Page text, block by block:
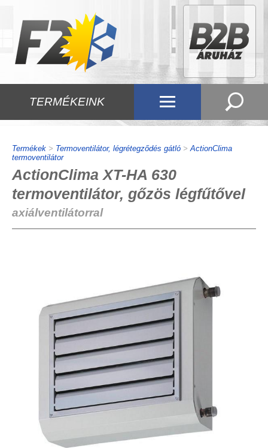
TERMÉKEINK
Termékek > Termoventilátor, légrétegződés gátló >ActionClima
termoventilátor
ActionClima XT-HA 630
termoventilátor, gőzös légfűtővel
axiálventilátorral